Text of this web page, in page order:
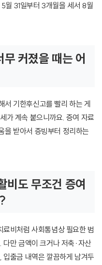
월 31일부터 3개월을 세서 8월
커졌을 때는 어
기한후신고를 빨리 하는 게
가 계속 붙으니까요. 증여 자료
을 받아서 증빙부터 정리하는
비도 무조건 증여
비처럼 사회통념상 필요한 범
다만 금액이 크거나 저축·자산
출금 내역은 깔끔하게 남겨두